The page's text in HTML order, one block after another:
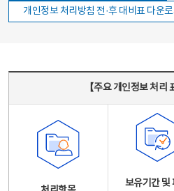
개인정보 처리방침 전·후 대비표 다운
【주요 개인정보 처리
보유기간 및